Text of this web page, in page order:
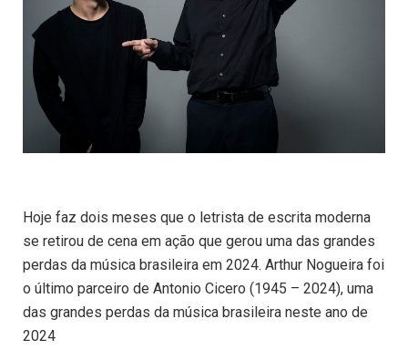
Hoje faz dois meses que o letrista de escrita moderna
se retirou de cena em ação que gerou uma das grandes
perdas da música brasileira em 2024. Arthur Nogueira foi
o último parceiro de Antonio Cicero (1945 – 2024), uma
das grandes perdas da música brasileira neste ano de
2024